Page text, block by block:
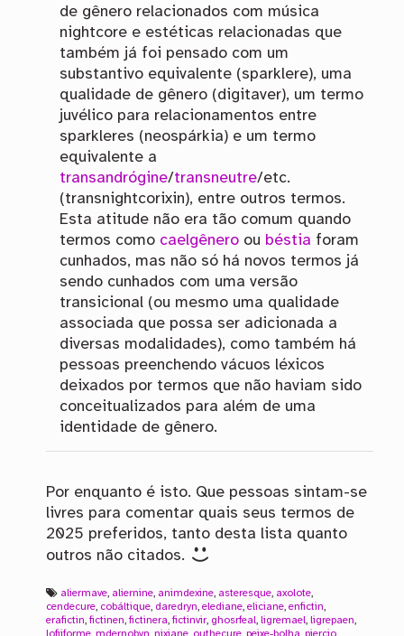
de gênero relacionados com música
nightcore e estéticas relacionadas que
também já foi pensado com um
substantivo equivalente (sparklere), uma
qualidade de gênero (digitaver), um termo
juvélico para relacionamentos entre
sparkleres (neospárkia) e um termo
equivalente a
transandrógine/transneutre/etc.
(transnightcorixin), entre outros termos.
Esta atitude não era tão comum quando
termos como caelgêneroou béstia foram
cunhados, mas não só há novos termos já
sendo cunhados com uma versão
transicional (ou mesmo uma qualidade
associada que possa ser adicionada a
diversas modalidades), como também há
pessoas preenchendo vácuos léxicos
deixados por termos que não haviam sido
conceitualizados para além de uma
identidade de gênero.
Por enquanto é isto. Que pessoas sintam-se
livres para comentar quais seus termos de
2025 preferidos, tanto desta lista quanto
outros não citados.
aliermave, aliernine, animdexine, asteresque, axolote,
cendecure, cobáltique, daredryn, elediane, eliciane, enfictin,
erafictin,fictinen,fictinera,fictinvir, ghosrfeal, ligremael, ligrepaen,